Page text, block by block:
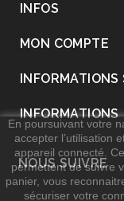
INFOS
MON COMPTE
INFORMATIONS
En poursuivant votre
accepter l’utilisation
appareil connecté.
permettent de suivre
panier, vous
sécuriser votre
NOUS SUIVRE